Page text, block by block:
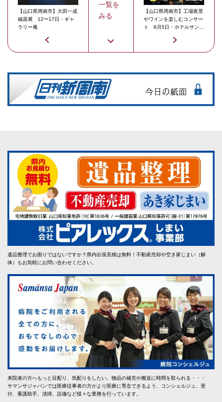
【山口県周南市】大田一成
磁器展 12〜17日・ギャ
ラリー庵
一覧を
みる
【山口県周南市】工場夜景
やワインを楽しむコンサー
ト 8月5日・ホテルサンル
遺品整理でお困りではないですか？県内出張見積は無料！不動産売却や空き家じまい（解
体）もお気軽にお問い合わせください。
来院者の方へもっと目配り、気配りをしたい。物品の補充や搬送に時間を取られる・・・
サマンサジャパンでは医療従事者の方がより医療に専念できるよう、コンシェルジュ、受
付、看護助手、清掃、設備など様々な業務を行っています。